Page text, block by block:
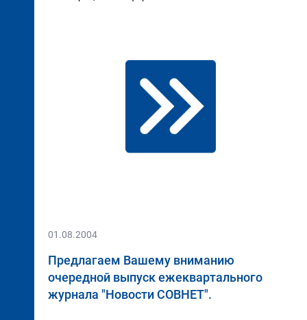
01.08.2004
Предлагаем Вашему вниманию
очередной выпуск ежеквартального
журнала "Новости СОВНЕТ".